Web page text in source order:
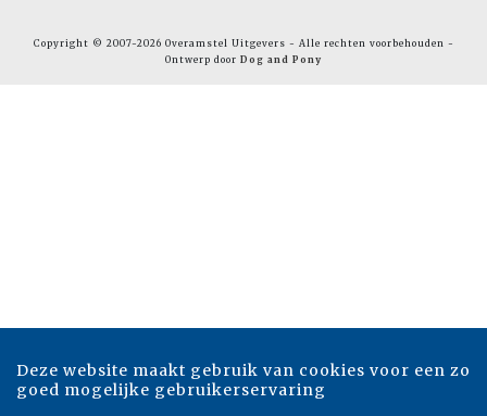
Copyright © 2007-2026 Overamstel Uitgevers - Alle rechten voorbehouden -
Ontwerp door Dog and Pony
Deze website maakt gebruik van cookies voor een zo
goed mogelijke gebruikerservaring